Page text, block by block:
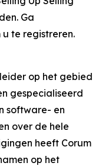
Ga
u te registreren.
op het gebied
gespecialiseerd
software- en
over de hele
heeft Corum
op het